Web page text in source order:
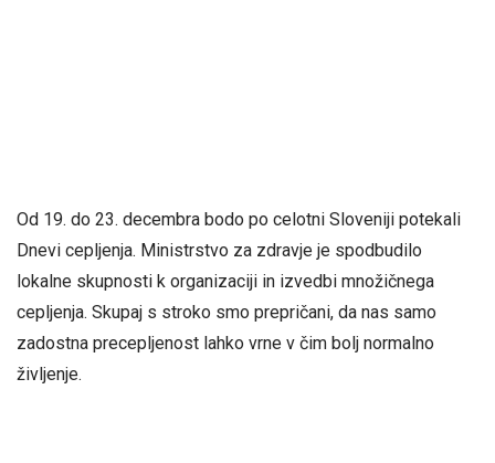
Od 19. do 23. decembra bodo po celotni Sloveniji potekali
Dnevi cepljenja. Ministrstvo za zdravje je spodbudilo
lokalne skupnosti k organizaciji in izvedbi množičnega
cepljenja. Skupaj s stroko smo prepričani, da nas samo
zadostna precepljenost lahko vrne v čim bolj normalno
življenje.